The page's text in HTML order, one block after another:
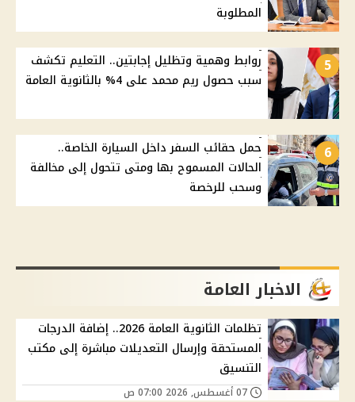
المطلوبة
5
روابط وهمية وتظليل إجابتين.. التعليم تكشف
سبب حصول ريم محمد على 4% بالثانوية العامة
6
حمل حقائب السفر داخل السيارة الخاصة..
الحالات المسموح بها ومتى تتحول إلى مخالفة
وسحب للرخصة
الاخبار العامة
تظلمات الثانوية العامة 2026.. إضافة الدرجات
المستحقة وإرسال التعديلات مباشرة إلى مكتب
التنسيق